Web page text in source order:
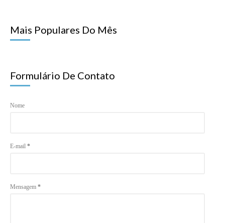
Mais Populares Do Mês
Formulário De Contato
Nome
E-mail *
Mensagem *